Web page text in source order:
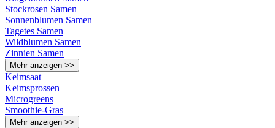
Stockrosen Samen
Sonnenblumen Samen
Tagetes Samen
Wildblumen Samen
Zinnien Samen
Mehr anzeigen >>
Keimsaat
Keimsprossen
Microgreens
Smoothie-Gras
Mehr anzeigen >>